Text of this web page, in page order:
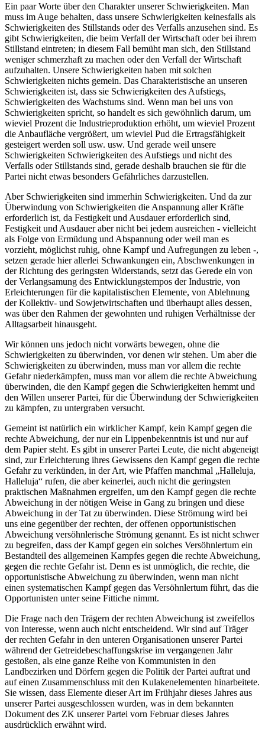
Ein paar Worte über den Charakter unserer Schwierigkeiten. Man
muss im Auge behalten, dass unsere Schwierigkeiten keinesfalls als
Schwierigkeiten des Stillstands oder des Verfalls anzusehen sind. Es
gibt Schwierigkeiten, die beim Verfall der Wirtschaft oder bei ihrem
Stillstand eintreten; in diesem Fall bemüht man sich, den Stillstand
weniger schmerzhaft zu machen oder den Verfall der Wirtschaft
aufzuhalten. Unsere Schwierigkeiten haben mit solchen
Schwierigkeiten nichts gemein. Das Charakteristische an unseren
Schwierigkeiten ist, dass sie Schwierigkeiten des Aufstiegs,
Schwierigkeiten des Wachstums sind. Wenn man bei uns von
Schwierigkeiten spricht, so handelt es sich gewöhnlich darum, um
wieviel Prozent die Industrieproduktion erhöht, um wieviel Prozent
die Anbaufläche vergrößert, um wieviel Pud die Ertragsfähigkeit
gesteigert werden soll usw. usw. Und gerade weil unsere
Schwierigkeiten Schwierigkeiten des Aufstiegs und nicht des
Verfalls oder Stillstands sind, gerade deshalb brauchen sie für die
Partei nicht etwas besonders Gefährliches darzustellen.
Aber Schwierigkeiten sind immerhin Schwierigkeiten. Und da zur
Überwindung von Schwierigkeiten die Anspannung aller Kräfte
erforderlich ist, da Festigkeit und Ausdauer erforderlich sind,
Festigkeit und Ausdauer aber nicht bei jedem ausreichen - vielleicht
als Folge von Ermüdung und Abspannung oder weil man es
vorzieht, möglichst ruhig, ohne Kampf und Aufregungen zu leben -,
setzen gerade hier allerlei Schwankungen ein, Abschwenkungen in
der Richtung des geringsten Widerstands, setzt das Gerede ein von
der Verlangsamung des Entwicklungstempos der Industrie, von
Erleichterungen für die kapitalistischen Elemente, von Ablehnung
der Kollektiv- und Sowjetwirtschaften und überhaupt alles dessen,
was über den Rahmen der gewohnten und ruhigen Verhältnisse der
Alltagsarbeit hinausgeht.
Wir können uns jedoch nicht vorwärts bewegen, ohne die
Schwierigkeiten zu überwinden, vor denen wir stehen. Um aber die
Schwierigkeiten zu überwinden, muss man vor allem die rechte
Gefahr niederkämpfen, muss man vor allem die rechte Abweichung
überwinden, die den Kampf gegen die Schwierigkeiten hemmt und
den Willen unserer Partei, für die Überwindung der Schwierigkeiten
zu kämpfen, zu untergraben versucht.
Gemeint ist natürlich ein wirklicher Kampf, kein Kampf gegen die
rechte Abweichung, der nur ein Lippenbekenntnis ist und nur auf
dem Papier steht. Es gibt in unserer Partei Leute, die nicht abgeneigt
sind, zur Erleichterung ihres Gewissens den Kampf gegen die rechte
Gefahr zu verkünden, in der Art, wie Pfaffen manchmal „Halleluja,
Halleluja“ rufen, die aber keinerlei, auch nicht die geringsten
praktischen Maßnahmen ergreifen, um den Kampf gegen die rechte
Abweichung in der nötigen Weise in Gang zu bringen und diese
Abweichung in der Tat zu überwinden. Diese Strömung wird bei
uns eine gegenüber der rechten, der offenen opportunistischen
Abweichung versöhnlerische Strömung genannt. Es ist nicht schwer
zu begreifen, dass der Kampf gegen ein solches Versöhnlertum ein
Bestandteil des allgemeinen Kampfes gegen die rechte Abweichung,
gegen die rechte Gefahr ist. Denn es ist unmöglich, die rechte, die
opportunistische Abweichung zu überwinden, wenn man nicht
einen systematischen Kampf gegen das Versöhnlertum führt, das die
Opportunisten unter seine Fittiche nimmt.
Die Frage nach den Trägern der rechten Abweichung ist zweifellos
von Interesse, wenn auch nicht entscheidend. Wir sind auf Träger
der rechten Gefahr in den unteren Organisationen unserer Partei
während der Getreidebeschaffungskrise im vergangenen Jahr
gestoßen, als eine ganze Reihe von Kommunisten in den
Landbezirken und Dörfern gegen die Politik der Partei auftrat und
auf einen Zusammenschluss mit den Kulakenelementen hinarbeitete.
Sie wissen, dass Elemente dieser Art im Frühjahr dieses Jahres aus
unserer Partei ausgeschlossen wurden, was in dem bekannten
Dokument des ZK unserer Partei vorn Februar dieses Jahres
ausdrücklich erwähnt wird.